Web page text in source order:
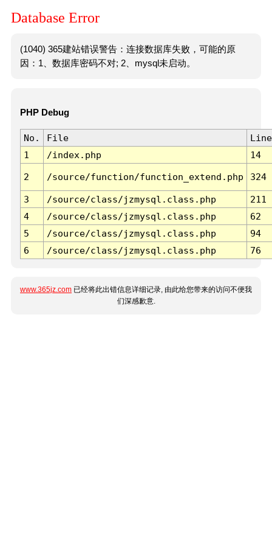
Database Error
(1040) 365建站错误警告：连接数据库失败，可能的原
因：1、数据库密码不对; 2、mysql未启动。
PHP Debug
No. File
Line
1
/index.php 14
2 /source/function/function_extend.php 324
3 /source/class/jzmysql.class.php
211
4
/source/class/jzmysql.class.php
62
5
/source/class/jzmysql.class.php
94
6
/source/class/jzmysql.class.php 76
www.365jz.com 已经将此出错信息详细记录, 由此给您带来的访问不便我
们深感歉意.